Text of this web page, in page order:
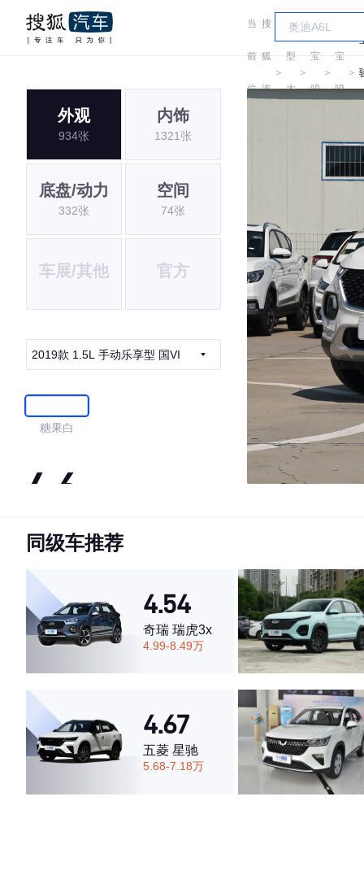
当
前
位
搜
狐
汽
＞
车
型
大
＞
宝
骏
＞
宝
骏
＞
外观
934张
内饰
1321张
底盘/动力
332张
空间
74张
车展/其他 官方
2019款 1.5L 手动乐享型 国VI
糖果白
4.6
·外观表现一般，低于60%同级车
·空间表现一般，低于51%同级车
同级车推荐
4.54
奇瑞 瑞虎3x
4.99-8.49万
4.67
五菱 星驰
5.68-7.18万